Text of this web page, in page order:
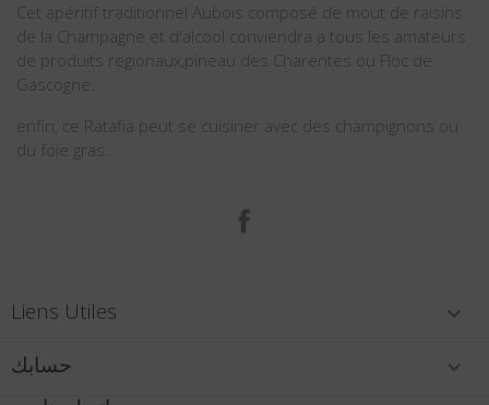
Cet apéritif traditionnel Aubois composé de mout de raisins
de la Champagne et d'alcool conviendra a tous les amateurs
de produits regionaux,pineau des Charentes ou Floc de
Gascogne.
enfin, ce Ratafia peut se cuisiner avec des champignons ou
du foie gras.
Liens Utiles 
حسابك 